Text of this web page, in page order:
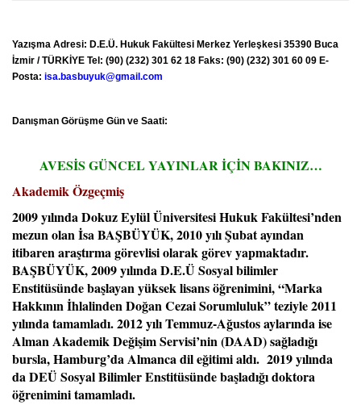
Yazışma Adresi: D.E.Ü. Hukuk Fakültesi Merkez Yerleşkesi 35390 Buca
İzmir / TÜRKİYE Tel: (90) (232) 301 62 18 Faks: (90) (232) 301 60 09 E-
Posta: isa.basbuyuk@gmail.com
Danışman Görüşme Gün ve Saati:
AVESİS GÜNCEL YAYINLAR İÇİN BAKINIZ…
Akademik Özgeçmiş
2009 yılında Dokuz Eylül Üniversitesi Hukuk Fakültesi’nden
mezun olan İsa BAŞBÜYÜK, 2010 yılı Şubat ayından
itibaren araştırma görevlisi olarak görev yapmaktadır.
BAŞBÜYÜK, 2009 yılında D.E.Ü Sosyal bilimler
Enstitüsünde başlayan yüksek lisans öğrenimini, “Marka
Hakkının İhlalinden Doğan Cezai Sorumluluk” teziyle 2011
yılında tamamladı. 2012 yılı Temmuz-Ağustos aylarında ise
Alman Akademik Değişim Servisi’nin (DAAD) sağladığı
bursla, Hamburg’da Almanca dil eğitimi aldı. 2019 yılında
da DEÜ Sosyal Bilimler Enstitüsünde başladığı doktora
öğrenimini tamamladı.